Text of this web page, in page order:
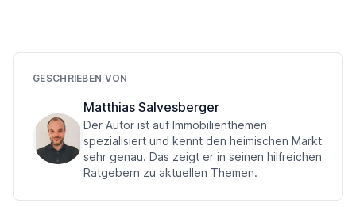
GESCHRIEBEN VON
Matthias Salvesberger
Der Autor ist auf Immobilienthemen
spezialisiert und kennt den heimischen Markt
sehr genau. Das zeigt er in seinen hilfreichen
Ratgebern zu aktuellen Themen.